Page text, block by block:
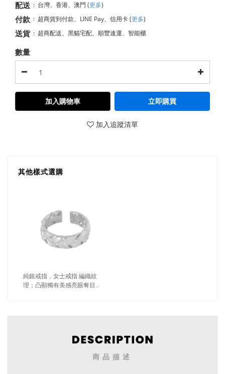
配送 : 台灣、香港、澳門 (更多)
付款 : 超商貨到付款、LINE Pay、信用卡(更多)
送貨 : 超商配送、黑貓宅配、順豐速運、智能櫃
數量
加入購物車 立即購買
加入追蹤清單
其他樣式選購
純銀戒指，女士戒指 編織紋
理；凸顯獨有美感亮眼奪目
商品描述